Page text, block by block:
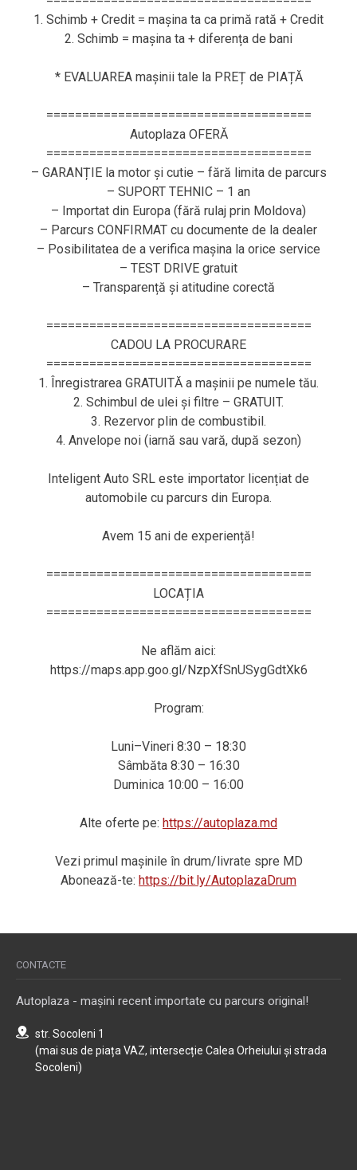
1. Schimb + Credit = mașina ta ca primă rată + Credit
2. Schimb = mașina ta + diferența de bani
* EVALUAREA mașinii tale la PREȚ de PIAȚĂ
=====================================
Autoplaza OFERĂ
=====================================
– GARANȚIE la motor și cutie – fără limita de parcurs
– SUPORT TEHNIC – 1 an
– Importat din Europa (fără rulaj prin Moldova)
– Parcurs CONFIRMAT cu documente de la dealer
– Posibilitatea de a verifica mașina la orice service
– TEST DRIVE gratuit
– Transparență și atitudine corectă
=====================================
CADOU LA PROCURARE
=====================================
1. Înregistrarea GRATUITĂ a mașinii pe numele tău.
2. Schimbul de ulei și filtre – GRATUIT.
3. Rezervor plin de combustibil.
4. Anvelope noi (iarnă sau vară, după sezon)
Inteligent Auto SRL este importator licențiat de
automobile cu parcurs din Europa.
Avem 15 ani de experiență!
=====================================
LOCAȚIA
=====================================
Ne aflăm aici:
https://maps.app.goo.gl/NzpXfSnUSygGdtXk6
Program:
Luni–Vineri 8:30 – 18:30
Sâmbăta 8:30 – 16:30
Duminica 10:00 – 16:00
Alte oferte pe: https://autoplaza.md
Vezi primul mașinile în drum/livrate spre MD
Abonează-te: https://bit.ly/AutoplazaDrum
CONTACTE
Autoplaza - mașini recent importate cu parcurs original!
str. Socoleni 1
(mai sus de piața VAZ, intersecție Calea Orheiului și strada
Socoleni)